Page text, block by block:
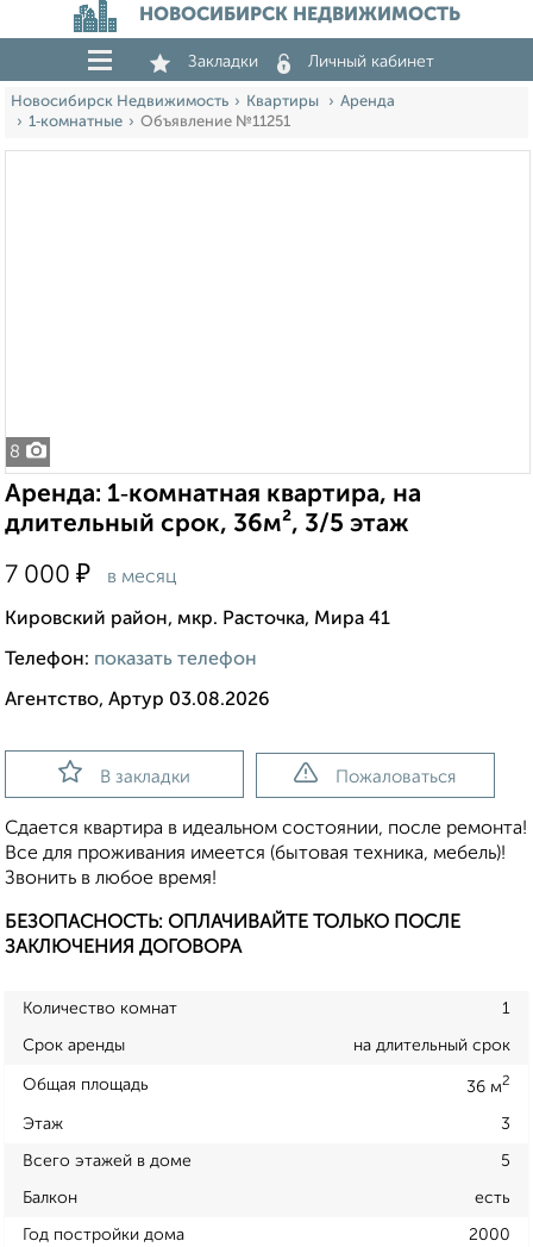
НОВОСИБИРСК НЕДВИЖИМОСТЬ
Закладки Личный кабинет
Новосибирск Недвижимость Квартиры
Аренда
1‑комнатные
Объявление №11251
8
Аренда: 1‑комнатная квартира, на
длительный срок, 36м², 3/5 этаж
7 000 ₽ в месяц
Кировский район, мкр. Расточка, Мира 41
Телефон: показать телефон
Агентство, Артур 03.08.2026
В закладки Пожаловаться
Сдается квартира в идеальном состоянии, после ремонта!
Все для проживания имеется (бытовая техника, мебель)!
Звонить в любое время!
БЕЗОПАСНОСТЬ: ОПЛАЧИВАЙТЕ ТОЛЬКО ПОСЛЕ
ЗАКЛЮЧЕНИЯ ДОГОВОРА
Количество комнат 1
Срок аренды на длительный срок
Общая площадь 36 м2
Этаж 3
Всего этажей в доме 5
Балкон есть
Год постройки дома 2000